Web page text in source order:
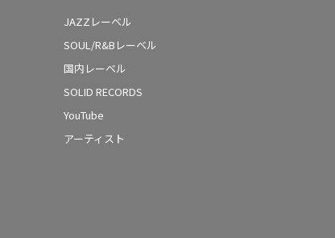
JAZZレーベル
SOUL/R&Bレーベル
国内レーベル
SOLID RECORDS
YouTube
アーティスト